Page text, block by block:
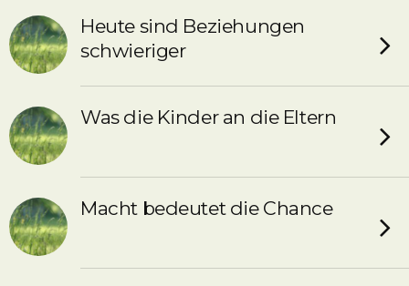
Heute sind Beziehungen
schwieriger
Was die Kinder an die Eltern
Macht bedeutet die Chance